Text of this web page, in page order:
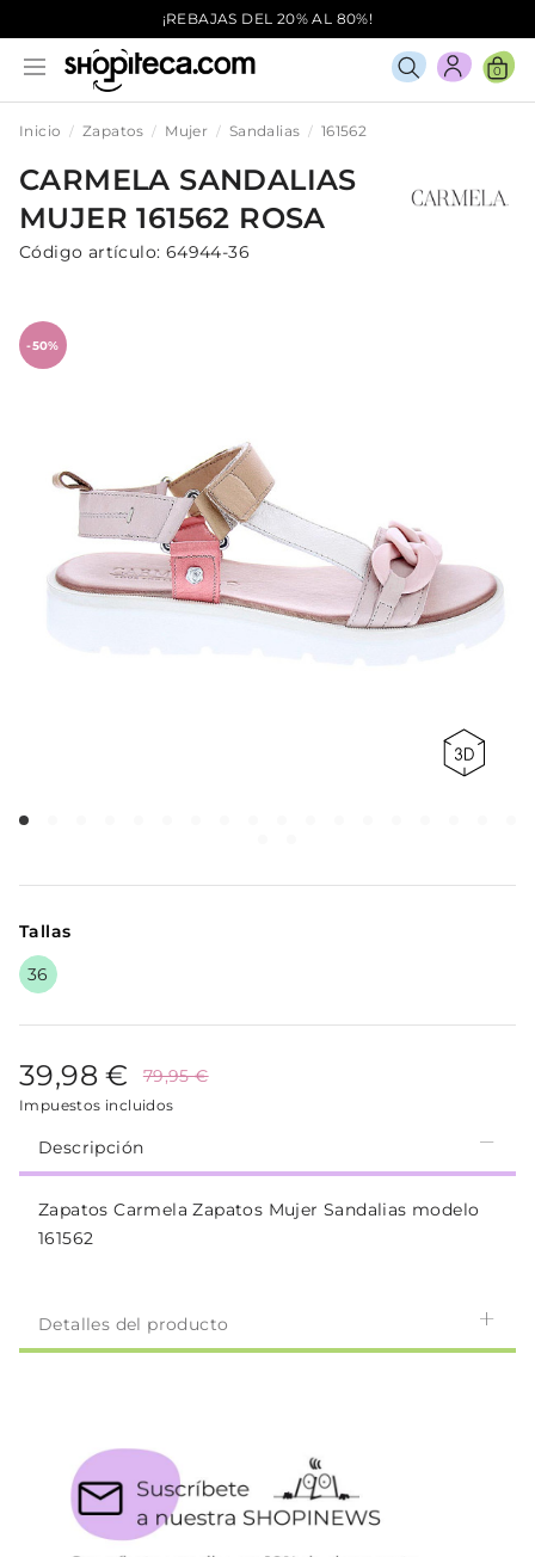
¡REBAJAS DEL 20% AL 80%!
0
Inicio Zapatos Mujer Sandalias 161562
CARMELA SANDALIAS
MUJER161562 ROSA
Código artículo: 64944-36
-50%
Tallas
36
39,98 € 79,95 €
Impuestos incluidos
Descripción
Zapatos Carmela Zapatos Mujer Sandalias modelo
161562
Detalles del producto